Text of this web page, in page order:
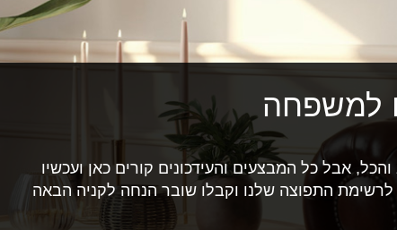
למשפחה
אבל כל המבצעים והעידכונים קורים כאן ועכשיו
לרשימת התפוצה שלנו וקבלו שובר הנחה לקניה הבאה